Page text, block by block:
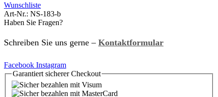
Wunschliste
Art-Nr.: NS-183-b
Haben Sie Fragen?
Schreiben Sie uns gerne – Kontaktformular
Facebook Instagram
Garantiert sichererCheckout